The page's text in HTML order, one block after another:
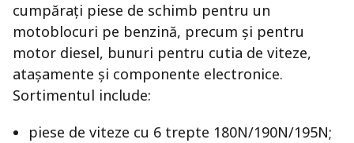
cumpărați piese de schimb pentru un
motoblocuri pe benzină, precum și pentru
motor diesel, bunuri pentru cutia de viteze,
atașamente și componente electronice.
Sortimentul include:
piese de viteze cu 6 trepte 180N/190N/195N;